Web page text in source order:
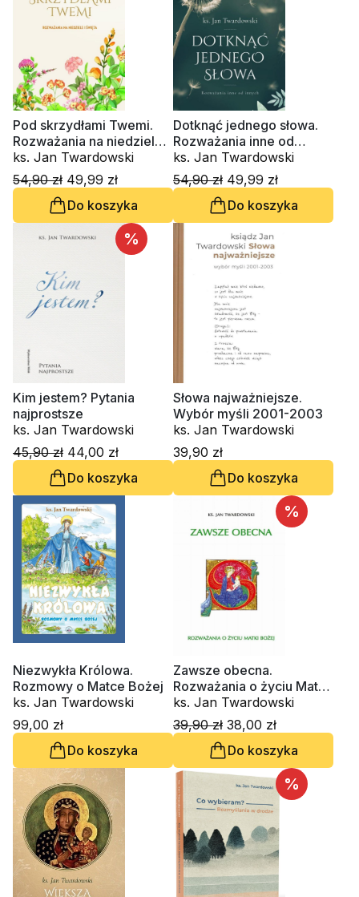
Pod skrzydłami Twemi.
Rozważania na niedziele i
święta ks. Jan Twardowski
54,90 zł 49,99 zł
Do koszyka
Dotknąć jednego słowa.
Rozważania inne od
innych ks. Jan Twardowski
54,90 zł 49,99 zł
Do koszyka
%
Kim jestem? Pytania
najprostsze
ks. Jan Twardowski
45,90 zł 44,00 zł
Do koszyka
Słowa najważniejsze.
Wybór myśli 2001-2003
ks. Jan Twardowski
39,90 zł
Do koszyka
Niezwykła Królowa.
Rozmowy o Matce Bożej
ks. Jan Twardowski
99,00 zł
Do koszyka
%
Zawsze obecna.
Rozważania o życiu Matki
Bożej
ks. Jan Twardowski
39,90 zł 38,00 zł
Do koszyka
%